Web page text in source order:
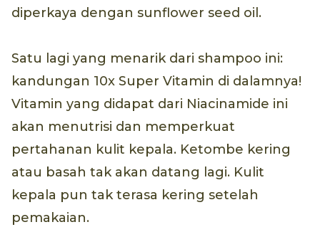
diperkaya dengan sunflower seed oil.
Satu lagi yang menarik dari shampoo ini:
kandungan 10x Super Vitamin di dalamnya!
Vitamin yang didapat dari Niacinamide ini
akan menutrisi dan memperkuat
pertahanan kulit kepala. Ketombe kering
atau basah tak akan datang lagi. Kulit
kepala pun tak terasa kering setelah
pemakaian.